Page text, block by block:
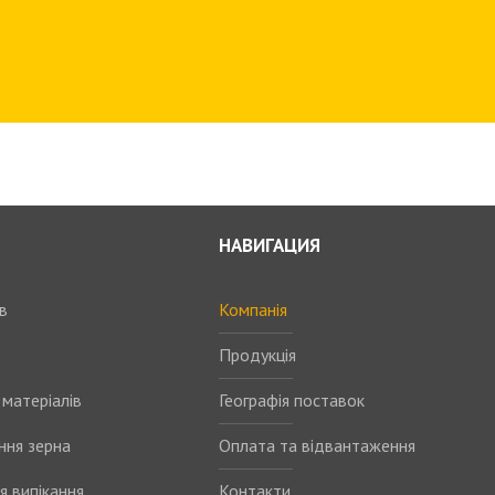
зерна
НАВИГАЦИЯ
Компанія
Продукція
Географія поставок
Оплата та відвантаження
Контакти